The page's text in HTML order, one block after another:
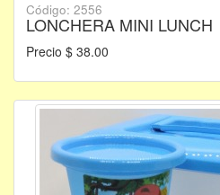
Código: 2556
LONCHERA MINI LUNCH
Precio $ 38.00